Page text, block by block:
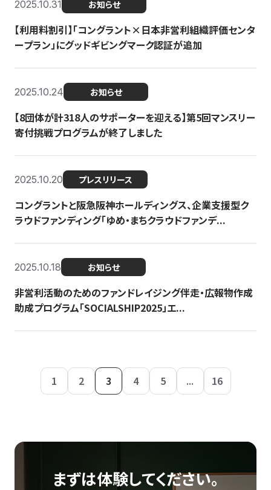
2025.10.31 お知らせ
【利用料割引】「コングラント×日本非営利組織評価センタ
ープラン」にグッドギビングマーク認証が追加
2025.10.24 お知らせ
【8団体が計318人のサポーターを迎える】​​第5回マンスリー
寄付挑戦プログラムが終了しました
2025.10.20 プレスリリース
コングラントと阪急阪神ホールディングス、企業支援型ク
ラウドファンディング「ゆめ・まちクラウドファンデ...
2025.10.18 お知らせ
非営利活動のためのファンドレイジング伴走・広報物作成
助成プログラム「SOCIALSHIP2025」エ...
1 2 3 4 5 ... 16
まずは体験してください。